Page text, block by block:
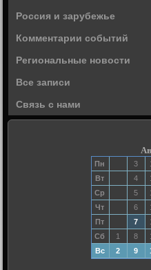
Россия и зарубежье
Комментарии событий
Региональные новости
Все записи
Связь с нами
Пн 3
Вт
4
Ср
5
Чт
6
Пт
7
Сб
1 8
Вс
2 9